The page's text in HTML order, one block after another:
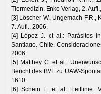
Tiermedizin. Enke Verlag, 2.
[3] Löscher W., Ungemach
7. Aufl., 2006.
[4] López J. et al.: Parásitos
Santiago, Chile.
2006.
[5] Matthey C. et al.:
Bericht des BVL zu UAW-
1610.
[6] Schein E. et al.: Leitlinie.